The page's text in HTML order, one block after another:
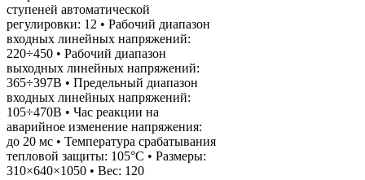
ступеней автоматической
регулировки: 12 • Рабочий диапазон
входных линейных напряжений:
220÷450 • Рабочий диапазон
выходных линейных напряжений:
365÷397В • Предельный диапазон
входных линейных напряжений:
105÷470В • Час реакции на
аварийное изменение напряжения:
до 20 мс • Температура срабатывания
тепловой защиты: 105°C • Размеры:
310×640×1050 • Вес: 120